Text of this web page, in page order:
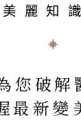
美麗知
您破解
最新變